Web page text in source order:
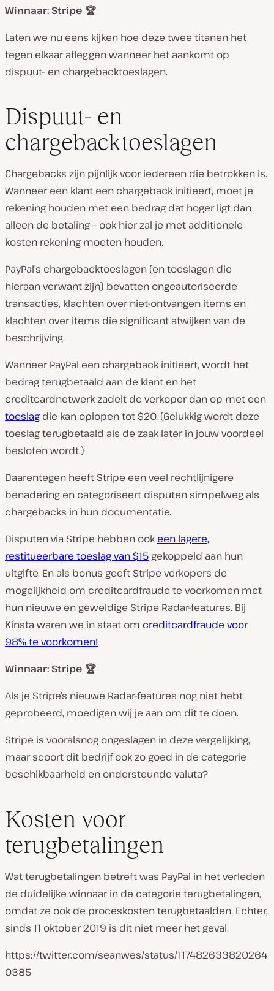
Winnaar: Stripe 🏆
Laten we nu eens kijken hoe deze twee titanen het
tegen elkaar afleggen wanneer het aankomt op
dispuut- en chargebacktoeslagen.
Dispuut- en
chargebacktoeslagen
Chargebacks zijn pijnlijk voor iedereen die betrokken is.
Wanneer een klant een chargeback initieert, moet je
rekening houden met een bedrag dat hoger ligt dan
alleen de betaling – ook hier zal je met additionele
kosten rekening moeten houden.
PayPal’s chargebacktoeslagen (en toeslagen die
hieraan verwant zijn) bevatten ongeautoriseerde
transacties, klachten over niet-ontvangen items en
klachten over items die significant afwijken van de
beschrijving.
Wanneer PayPal een chargeback initieert, wordt het
bedrag terugbetaald aan de klant en het
creditcardnetwerk zadelt de verkoper dan op met een
toeslag die kan oplopen tot $20. (Gelukkig wordt deze
toeslag terugbetaald als de zaak later in jouw voordeel
besloten wordt.)
Daarentegen heeft Stripe een veel rechtlijnigere
benadering en categoriseert disputen simpelweg als
chargebacks in hun documentatie.
Disputen via Stripe hebben ook een lagere,
restitueerbare toeslag van $15 gekoppeld aan hun
uitgifte. En als bonus geeft Stripe verkopers de
mogelijkheid om creditcardfraude te voorkomen met
hun nieuwe en geweldige Stripe Radar-features. Bij
Kinsta waren we in staat om creditcardfraude voor
98% te voorkomen!
Winnaar: Stripe 🏆
Als je Stripe’s nieuwe Radar-features nog niet hebt
geprobeerd, moedigen wij je aan om dit te doen.
Stripe is vooralsnog ongeslagen in deze vergelijking,
maar scoort dit bedrijf ook zo goed in de categorie
beschikbaarheid en ondersteunde valuta?
Kosten voor
terugbetalingen
Wat terugbetalingen betreft was PayPal in het verleden
de duidelijke winnaar in de categorie terugbetalingen,
omdat ze ook de proceskosten terugbetaalden. Echter,
sinds 11 oktober 2019 is dit niet meer het geval.
https://twitter.com/seanwes/status/117482633820264
0385